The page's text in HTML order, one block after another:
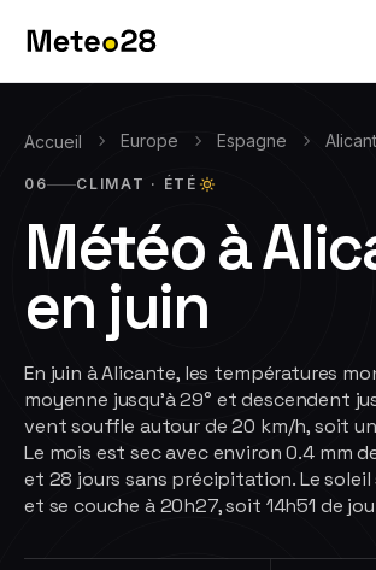
Accueil Europe Espagne
06 CLIMAT · ÉTÉ
Météo à
en juin
En juin à Alicante, les températures
moyenne jusqu'à 29° et descendent
vent souffle autour de 20 km/h, soit
Le mois est sec avec environ 0.4 mm
et 28 jours sans précipitation. Le soleil
et se couche à 20h27, soit 14h51 de